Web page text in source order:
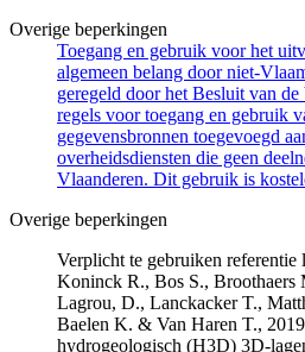
Overige beperkingen
Toegang en gebruik voor het
algemeen belang door niet-
geregeld door het Besluit van
regels voor toegang en gebruik
gegevensbronnen toegevoegd
overheidsdiensten die geen
Vlaanderen. Dit gebruik is
Overige beperkingen
Verplicht te gebruiken
Koninck R., Bos S.,
Lagrou, D., Lanckacker T.,
Baelen K. & Van Haren T.,
hydrogeologisch (H3D) 3D-